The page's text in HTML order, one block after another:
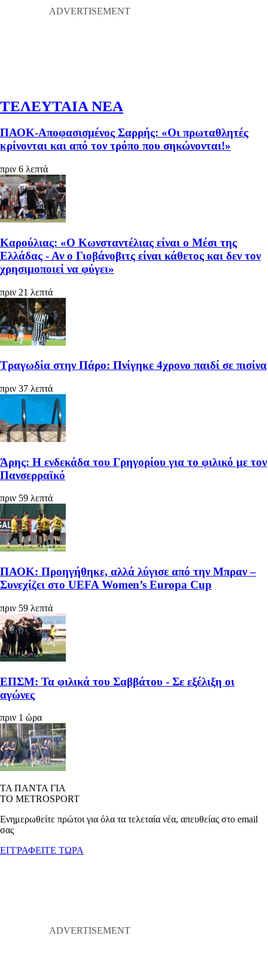
ΤΕΛΕΥΤΑΙΑ ΝΕΑ
ΠΑΟΚ-Αποφασισμένος Σαρρής: «Οι πρωταθλητές
κρίνονται και από τον τρόπο που σηκώνονται!»
πριν 6 λεπτά
Καρούλιας: «Ο Κωνσταντέλιας είναι ο Μέσι της
Ελλάδας - Αν ο Γιοβάνοβιτς είναι κάθετος και δεν τον
χρησιμοποιεί να φύγει»
πριν 21 λεπτά
Τραγωδία στην Πάρο: Πνίγηκε 4χρονο παιδί σε πισίνα
πριν 37 λεπτά
Άρης: Η ενδεκάδα του Γρηγορίου για το φιλικό με τον
Πανσερραϊκό
πριν 59 λεπτά
ΠΑΟΚ: Προηγήθηκε, αλλά λύγισε από την Μπραν –
Συνεχίζει στο UEFA Women’s Europa Cup
πριν 59 λεπτά
ΕΠΣΜ: Τα φιλικά του Σαββάτου - Σε εξέλιξη οι
αγώνες
πριν 1 ώρα
ΤΑ ΠΑΝΤΑ ΓΙΑ
ΤΟ METROSPORT
Ενημερωθείτε πρώτοι για όλα τα τελεταία νέα, απευθείας στο email
σας
ΕΓΓΡΑΦΕΙΤΕ ΤΩΡΑ